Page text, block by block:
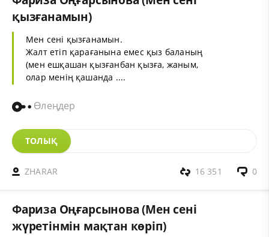
қызғанамын)
Мен сені қызғанамын.
Жалт етіп қарағанына емес қыз баланың
(мен ешқашан қызғанбан қызға, жаным,
олар менің қашанда ....
Өлеңдер
ТОЛЫҚ
ZHARAR 0
16 351
Фариза Оңғарсынова (Мен сені
жүретінмін мақтан көріп)